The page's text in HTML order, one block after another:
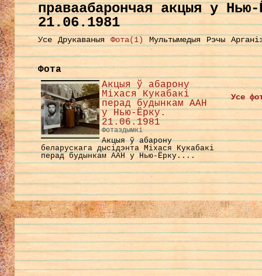
праваабарончая акцыя у
21.06.1981
Усе Друкаваныя Фота(1) Мультымедыя Рэчы
Фота
Акцыя ў абарону
Міхася Кукабакі
перад будынкам ААН
у Нью-Ёрку.
21.06.1981
Фотаздымкі
Акцыя ў абарону
беларускага дысідэнта Міхася Кукабакі
перад будынкам ААН у Нью-Ёрку....
Усе